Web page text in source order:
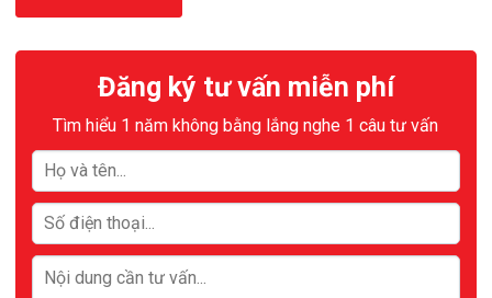
Đăng ký tư vấn miễn phí
Tìm hiểu 1 năm không bằng lắng nghe 1 câu tư vấn